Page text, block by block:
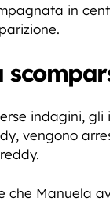
in
indagini,
vengono
che Manuela